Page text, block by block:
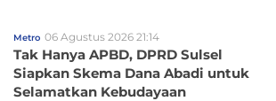
Metro 06 Agustus 2026 21:14
Tak Hanya APBD, DPRD Sulsel
Siapkan Skema Dana Abadi untuk
Selamatkan Kebudayaan